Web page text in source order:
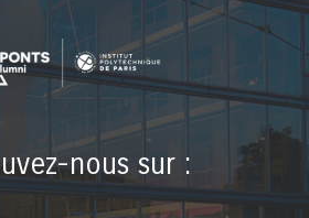
nous sur :